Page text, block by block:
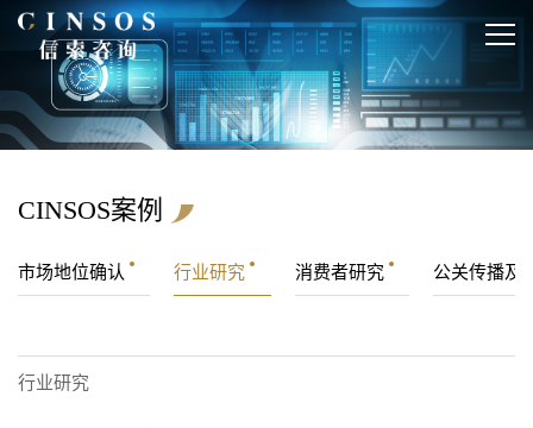
CINSOS案例
市场地位确认 行业研究 消费者研究 公关传播及
行业研究